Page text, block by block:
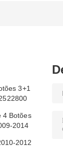
3+1
4 Botões
2014
2012